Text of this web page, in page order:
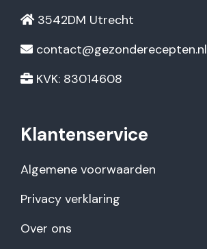
3542DM Utrecht
contact@gezonderecepten.nl
KVK: 83014608
Klantenservice
Algemene voorwaarden
Privacy verklaring
Over ons